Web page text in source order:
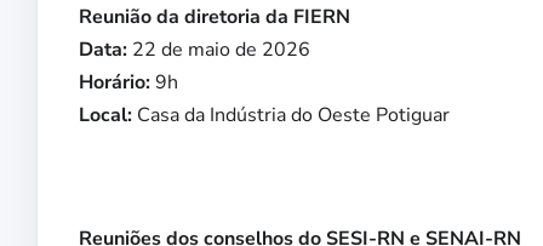
Reunião da diretoria da FIERN
Data: 22 de maio de 2026
Horário:9h
Local: Casa da Indústria do Oeste Potiguar
Reuniões dos conselhos do SESI-RN e SENAI-RN